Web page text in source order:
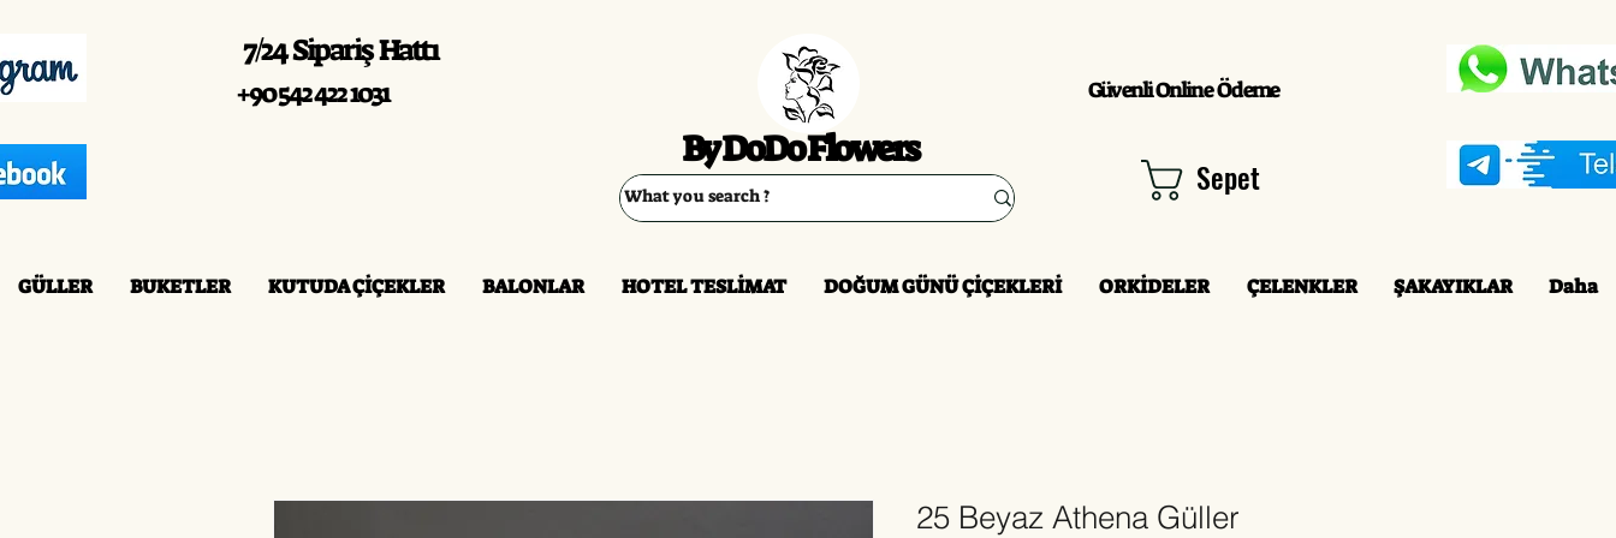
7/24 Sipariş Hattı
+90 542 422 1031
By DoDo Flowers
Güvenli Online Ödeme
Sepet
GÜLLER BUKETLER KUTUDA ÇİÇEKLER BALONLAR HOTEL TESLİMAT DOĞUM GÜNÜ ÇİÇEKLERİ ORKİDELER ÇELENKLER ŞAKAYIKLAR Daha
25 Beyaz Athena Güller